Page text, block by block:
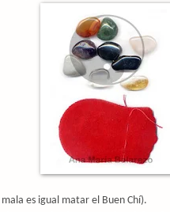
es igual matar el Buen Chí).